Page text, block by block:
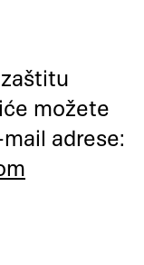
možete
adrese: